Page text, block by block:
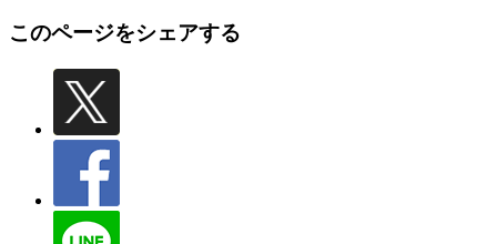
このページをシェアする